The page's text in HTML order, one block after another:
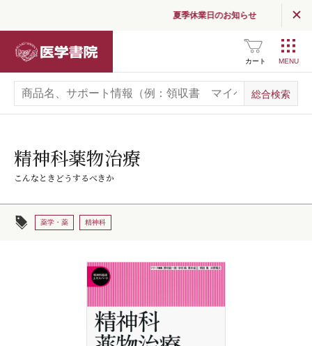
夏季休業日のお知らせ
カート
精神科薬物治療
こんなときどうするべきか
薬学・薬 精神科